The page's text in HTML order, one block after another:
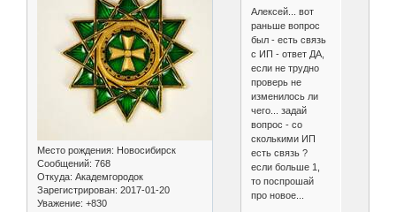
Место рождения: Новосибирск
Сообщений: 768
Откуда: Академгородок
Зарегистрирован: 2017-01-20
Уважение: +830
Алексей... вот
раньше вопрос
был - есть связь
с ИП - ответ ДА,
если не трудно
проверь не
изменилось ли
чего... задай
вопрос - со
сколькими ИП
есть связь ?
если больше 1,
то поспрошай
про новое...